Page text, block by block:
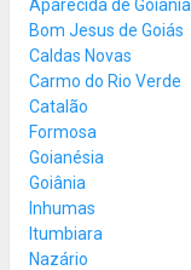
Aparecida de Goiânia
Bom Jesus de Goiás
Caldas Novas
Carmo do Rio Verde
Catalão
Formosa
Goianésia
Goiânia
Inhumas
Itumbiara
Nazário